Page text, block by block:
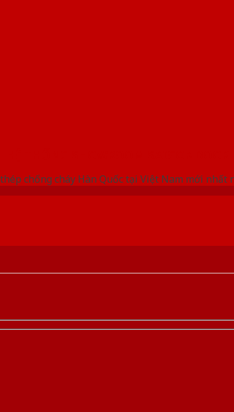
chống cháy Hàn Quốc tại Việt Nam mới nhất